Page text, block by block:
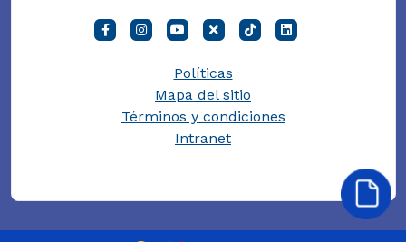
Políticas
Mapa del sitio
Términos y condiciones
Intranet